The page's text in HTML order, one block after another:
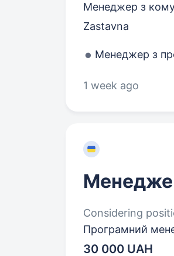
Менеджер з
Zastavna
Менеджер з
1 week ago
Considering
Програмний
30 000 UAH